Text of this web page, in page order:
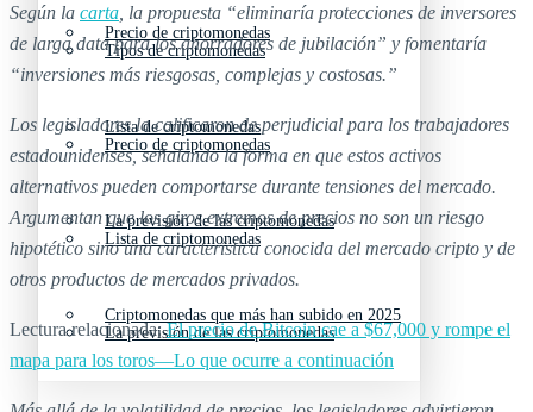
Precio de criptomonedas
Lista de criptomonedas
La previsión de las criptomonedas
Criptomonedas que más han subido en 2025
Tipos de criptomonedas
Precio de criptomonedas
Lista de criptomonedas
La previsión de las criptomonedas
Según la carta , la propuesta “eliminaría protecciones de inversores
de larga data para los ahorradores de jubilación” y fomentaría
“inversiones más riesgosas, complejas y costosas.”
Los legisladores la calificaron de perjudicial para los trabajadores
estadounidenses, señalando la forma en que estos activos
alternativos pueden comportarse durante tensiones del mercado.
Argumentan que los giros extremos de precios no son un riesgo
hipotético sino una característica conocida del mercado cripto y de
otros productos de mercados privados.
Lectura relacionada:El precio de Bitcoin cae a $67,000 y rompe el
mapa para los toros—Lo que ocurre a continuación